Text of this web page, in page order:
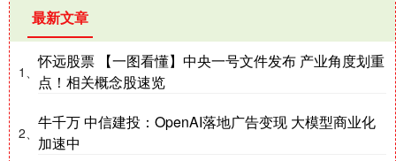
最新文章
1、
怀远股票 【一图看懂】中央一号文件发布 产业角度划重
点！相关概念股速览
2、
牛千万 中信建投：OpenAI落地广告变现 大模型商业化
加速中